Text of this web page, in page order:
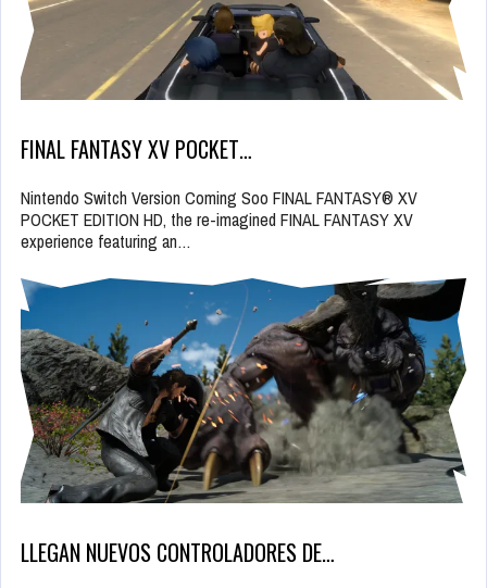
FINAL FANTASY XV POCKET…
Nintendo Switch Version Coming Soo FINAL FANTASY® XV
POCKET EDITION HD, the re-imagined FINAL FANTASY XV
experience featuring an…
LLEGAN NUEVOS CONTROLADORES DE…